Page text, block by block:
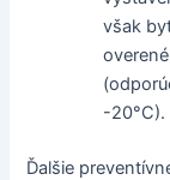
však
-20°C).
Ďalšie